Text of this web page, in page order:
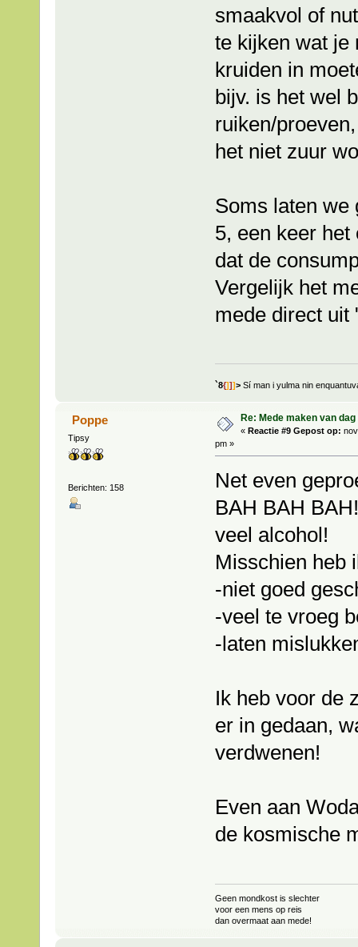
smaakvol of
te kijken wat je
kruiden in
bijv. is het wel
ruiken/
het niet zuur
Soms laten we
5, een keer
dat de
Vergelijk het
mede direct
`8{]]]>Sí man i yulma nin
Poppe
Tipsy
Berichten: 158
Re: Mede maken van
« Reactie #9 Gepost op:
pm »
Net even
BAH BAH
veel alcohol!
Misschien heb
-niet goed
-veel te vroeg
-laten
Ik heb voor de
er in gedaan,
verdwenen!
Even aan
de kosmische
Geen mondkost is slechter
voor een mens op reis
dan overmaat aan mede!